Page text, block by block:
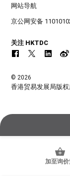
加至询
网站导航
京公网安备
关注 HKTDC
© 2026
香港贸易发展局版